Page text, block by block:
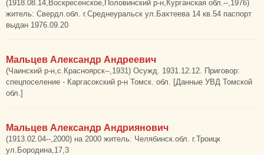
(1918.08.14,Воскресенское,Половинский р-н,Курганская обл.--,1976)
житель: Свердл.обл. г.Среднеуральск ул.Бахтеева 14 кв.54 паспорт
выдан 1976.09.20
Мальцев Александр Андреевич
(Чаинский р-н,с.Красноярск--,1931) Осужд. 1931.12.12. Приговор:
спецпоселение - Каргасокский р-н Томск. обл. [Данные УВД Томской
обл.]
Мальцев Александр Андриянович
(1913.02.04--,2000) на 2000 житель: Челябинск.обл. г.Троицк
ул.Бородина,17,3